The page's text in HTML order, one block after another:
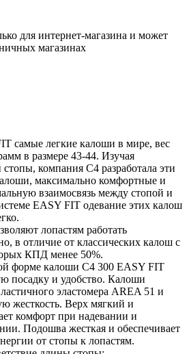
для интернет-магазина и может
магазинах
самые легкие калоши в мире, вес
в размере 43-44. Изучая
компания С4 разработала эти
максимально комфортные и
взаимосвязь между стопой и
EASY FIT одевание этих калош
лопастям работать
в отличие от классических калош с
КПД менее 50%.
форме калоши C4 300 EASY FIT
посадку и удобство. Калоши
эластомера AREA 51 и
жесткость. Верх мягкий и
комфорт при надевании и
Подошва жесткая и обеспечивает
от стопы к лопастям.